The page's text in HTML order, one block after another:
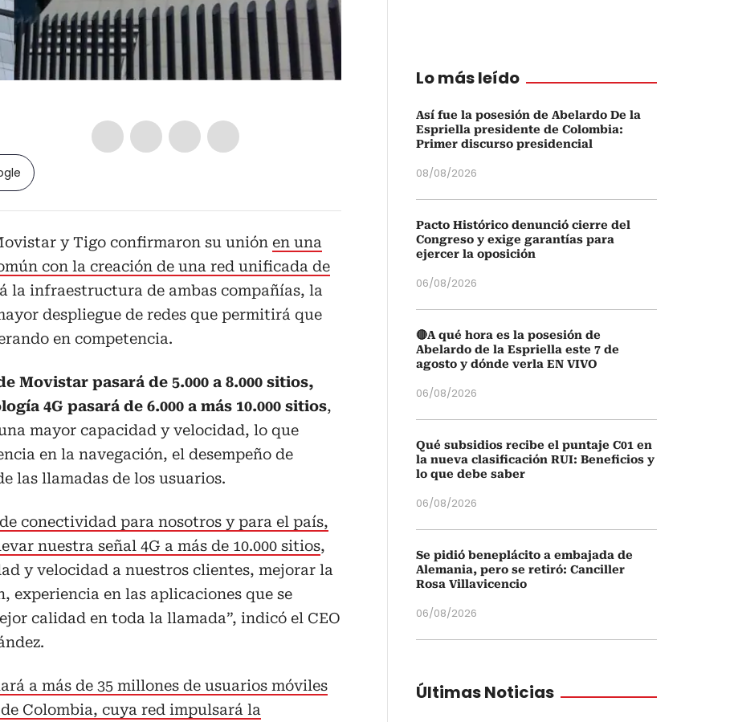
y Tigo confirmaron su unión en una
con la creación de una red unificada de
la infraestructura de ambas compañías, la
despliegue de redes que permitirá que
en competencia.
Movistar pasará de 5.000 a 8.000 sitios,
4G pasará de 6.000 a más 10.000 sitios,
mayor capacidad y velocidad, lo que
en la navegación, el desempeño de
las llamadas de los usuarios.
conectividad para nosotros y para el país,
nuestra señal 4G a más de 10.000 sitios,
y velocidad a nuestros clientes, mejorar la
experiencia en las aplicaciones que se
calidad en toda la llamada”, indicó el CEO
a más de 35 millones de usuarios móviles
Colombia, cuya red impulsará la
Lo más leído
Así fue la posesión de Abelardo De la
Espriella presidente de Colombia:
Primer discurso presidencial
08/08/2026
Pacto Histórico denunció cierre del
Congreso y exige garantías para
ejercer la oposición
06/08/2026
🔴A qué hora es la posesión de
Abelardo de la Espriella este 7 de
agosto y dónde verla EN VIVO
06/08/2026
Qué subsidios recibe el puntaje C01 en
la nueva clasificación RUI: Beneficios y
lo que debe saber
06/08/2026
Se pidió beneplácito a embajada de
Alemania, pero se retiró: Canciller
Rosa Villavicencio
06/08/2026
Últimas Noticias